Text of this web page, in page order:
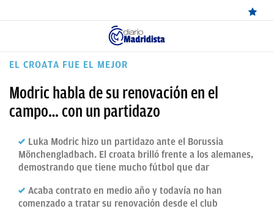
ÚLTIMAS
REAL
BALONCESTO
EL CROATA FUE EL MEJOR
Modric habla de su renovación en el
campo… con un partidazo
Luka Modric hizo un partidazo ante el Borussia
Mönchengladbach. El croata brilló frente a los alemanes,
demostrando que tiene mucho fútbol que dar
Acaba contrato en medio año y todavía no han
comenzado a tratar su renovación desde el club